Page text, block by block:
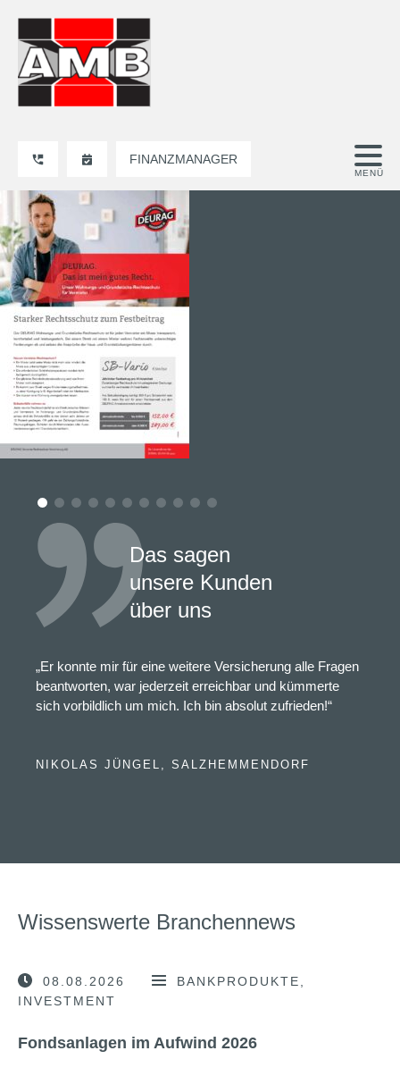
FINANZMANAGER
Das sagen
unsere Kunden
über uns
„Er konnte mir für eine weitere Versicherung alle Fragen
beantworten, war jederzeit erreichbar und kümmerte
sich vorbildlich um mich. Ich bin absolut zufrieden!“
NIKOLAS JÜNGEL, SALZHEMMENDORF
Wissenswerte Branchennews
08.08.2026
BANKPRODUKTE
INVESTMENT
Fondsanlagen im Aufwind 2026